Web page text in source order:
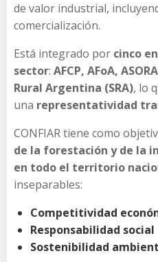
de valor industrial,
comercialización.
Está integrado por cinco
sector: AFCP, AFoA,
Rural Argentina (SRA), lo
una representatividad
CONFIAR tiene como
de la forestación y de la
en todo el territorio
inseparables:
Competitividad
Responsabilidad social
Sostenibilidad